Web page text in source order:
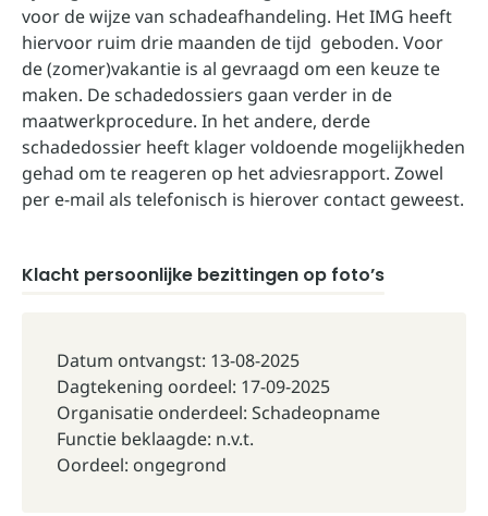
voor de wijze van schadeafhandeling. Het IMG heeft
hiervoor ruim drie maanden de tijd geboden. Voor
de (zomer)vakantie is al gevraagd om een keuze te
maken. De schadedossiers gaan verder in de
maatwerkprocedure. In het andere, derde
schadedossier heeft klager voldoende mogelijkheden
gehad om te reageren op het adviesrapport. Zowel
per e-mail als telefonisch is hierover contact geweest.
Klacht persoonlijke bezittingen op foto’s
Datum ontvangst: 13-08-2025
Dagtekening oordeel: 17-09-2025
Organisatie onderdeel: Schadeopname
Functie beklaagde: n.v.t.
Oordeel: ongegrond